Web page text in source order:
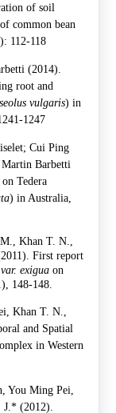
of soil
common bean
112-118
(2014).
root and
vulgaris) in
1247
Cui Ping
Barbetti
Tedera
) in Australia,
Khan T. N.,
First report
exiguaon
148-148.
Khan T. N.,
and Spatial
in Western
You Ming Pei,
(2012).